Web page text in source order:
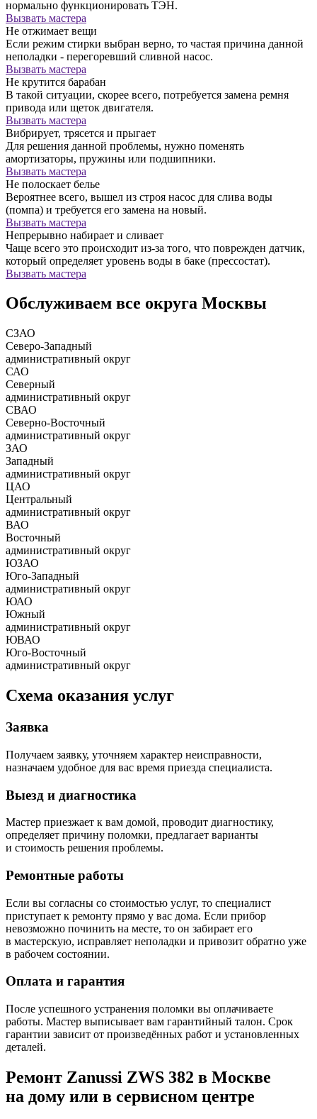
нормально функционировать ТЭН.
Вызвать мастера
Не отжимает вещи
Если режим стирки выбран верно, то частая причина данной
неполадки - перегоревший сливной насос.
Вызвать мастера
Не крутится барабан
В такой ситуации, скорее всего, потребуется замена ремня
привода или щеток двигателя.
Вызвать мастера
Вибрирует, трясется и прыгает
Для решения данной проблемы, нужно поменять
амортизаторы, пружины или подшипники.
Вызвать мастера
Не полоскает белье
Вероятнее всего, вышел из строя насос для слива воды
(помпа) и требуется его замена на новый.
Вызвать мастера
Непрерывно набирает и сливает
Чаще всего это происходит из-за того, что поврежден датчик,
который определяет уровень воды в баке (прессостат).
Вызвать мастера
Обслуживаем все округа Москвы
СЗАО
Северо-Западный
административный округ
САО
Северный
административный округ
СВАО
Северно-Восточный
административный округ
ЗАО
Западный
административный округ
ЦАО
Центральный
административный округ
ВАО
Восточный
административный округ
ЮЗАО
Юго-Западный
административный округ
ЮАО
Южный
административный округ
ЮВАО
Юго-Восточный
административный округ
Схема оказания услуг
Заявка
Получаем заявку, уточняем характер неисправности,
назначаем удобное для вас время приезда специалиста.
Выезд и диагностика
Мастер приезжает к вам домой, проводит диагностику,
определяет причину поломки, предлагает варианты
и стоимость решения проблемы.
Ремонтные работы
Если вы согласны со стоимостью услуг, то специалист
приступает к ремонту прямо у вас дома. Если прибор
невозможно починить на месте, то он забирает его
в мастерскую, исправляет неполадки и привозит обратно уже
в рабочем состоянии.
Оплата и гарантия
После успешного устранения поломки вы оплачиваете
работы. Мастер выписывает вам гарантийный талон. Срок
гарантии зависит от произведённых работ и установленных
деталей.
Ремонт Zanussi ZWS 382 в Москве
на дому или в сервисном центре